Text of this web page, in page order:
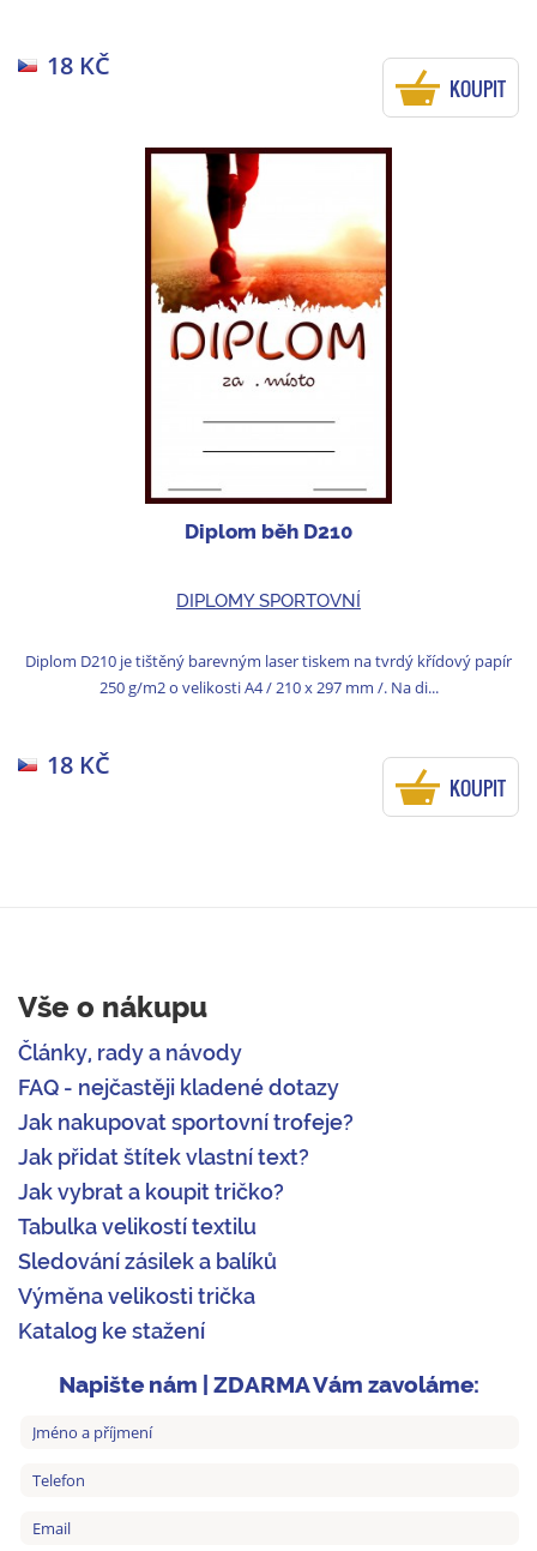
18 KČ
KOUPIT
Diplom běh D210
DIPLOMY SPORTOVNÍ
Diplom D210 je tištěný barevným laser tiskem na tvrdý křídový papír
250 g/m2 o velikosti A4 / 210 x 297 mm /. Na di...
18 KČ
KOUPIT
Vše o nákupu
Články, rady a návody
FAQ - nejčastěji kladené dotazy
Jak nakupovat sportovní trofeje?
Jak přidat štítek vlastní text?
Jak vybrat a koupit tričko?
Tabulka velikostí textilu
Sledování zásilek a balíků
Výměna velikosti trička
Katalog ke stažení
Napište nám | ZDARMA Vám zavoláme: